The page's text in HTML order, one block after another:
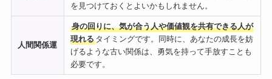
を見つけておくとよいかもしれません。
人間関係運
身の回りに、気が合う人や価値観を共有できる人が
現れるタイミングです。同時に、あなたの成長を妨
げるような古い関係は、勇気を持って手放すことも
必要です。